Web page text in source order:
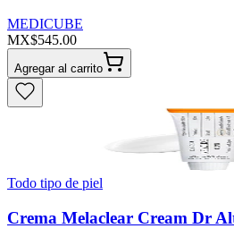
MEDICUBE
MX$545.00
Agregar al carrito
Todo tipo de piel
Crema Melaclear Cream Dr